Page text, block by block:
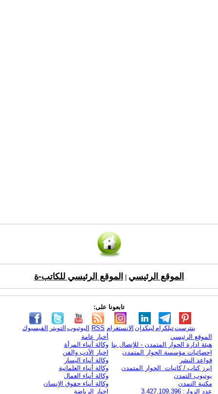
الموقع الرئيسي الموقع الرئيسي للكاتب-ة
تابعونا على:
الفيسبوك التويتر اليوتيوب RSS الانستغرام لينكدإن تيلكرامبنترست
الموقع الرئيسي
هيئة ادارة الحوار المتمدن - للإتصال بنا
إحصائيات مؤسسة الحوار المتمدن
قواعد النشر
ابرز كتاب / كاتبات الحوار المتمدن
يوتيوب التمدن
مكتبة التمدن
عدد الزوار: 3,427,109,396
أخبار عامة
وكالة أنباء المرأة
اخبار الأدب والفن
وكالة أنباء اليسار
وكالة أنباء العلمانية
وكالة أنباء العمال
وكالة أنباء حقوق الإنسان
اخبار الرياضة